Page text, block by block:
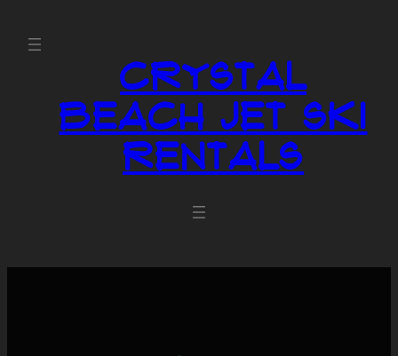
Crystal
Beach Jet Ski
Rentals